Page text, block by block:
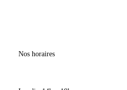
Nos horaires